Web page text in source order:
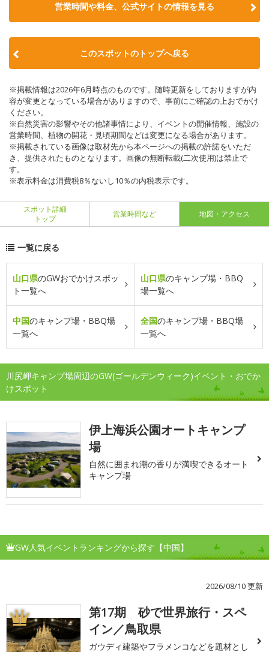
営業時間や料金、公式サイトの情報を見る
このスポットのトップへ戻る
※掲載情報は2026年6月時点のものです。随時更新をしておりますが内
容が変更となっている場合がありますので、事前にご確認の上おでかけ
ください。
※自然災害の影響やその他諸事情により、イベントの開催情報、施設の
営業時間、植物の開花・見頃期間などは変更になる場合があります。
※掲載されている画像は取材先から本ページへの掲載の許諾をいただ
き、提供されたものとなります。画像の無断転載(二次使用)は禁止で
す。
※表示料金は消費税8％ないし10％の内税表示です。
スポット詳細
トップ
営業時間など 地図・アクセス
一覧に戻る
山口県のGWおでかけスポッ
ト一覧へ
山口県のキャンプ場・BBQ
場一覧へ
中国のキャンプ場・BBQ場
一覧へ
全国のキャンプ場・BBQ場
一覧へ
川尻岬キャンプ場周辺のGW(ゴールデンウィーク)イベント・おでか
けスポット
伊上海浜公園オートキャンプ
場
自然に囲まれ潮の香りが満喫できるオート
キャンプ場
GW人気イベントランキングから探す【中国】
2026/08/10 更新
1
第17期 砂で世界旅行・スペ
イン／鳥取県
ガウディ建築やフラメンコなどを題材とし